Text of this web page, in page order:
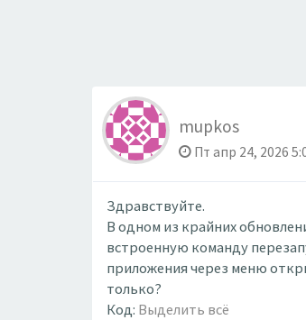
mupkos
Пт апр 24, 2026
Здравствуйте.
В одном из крайних
встроенную команду
приложения через меню
только?
Код: Выделить всё